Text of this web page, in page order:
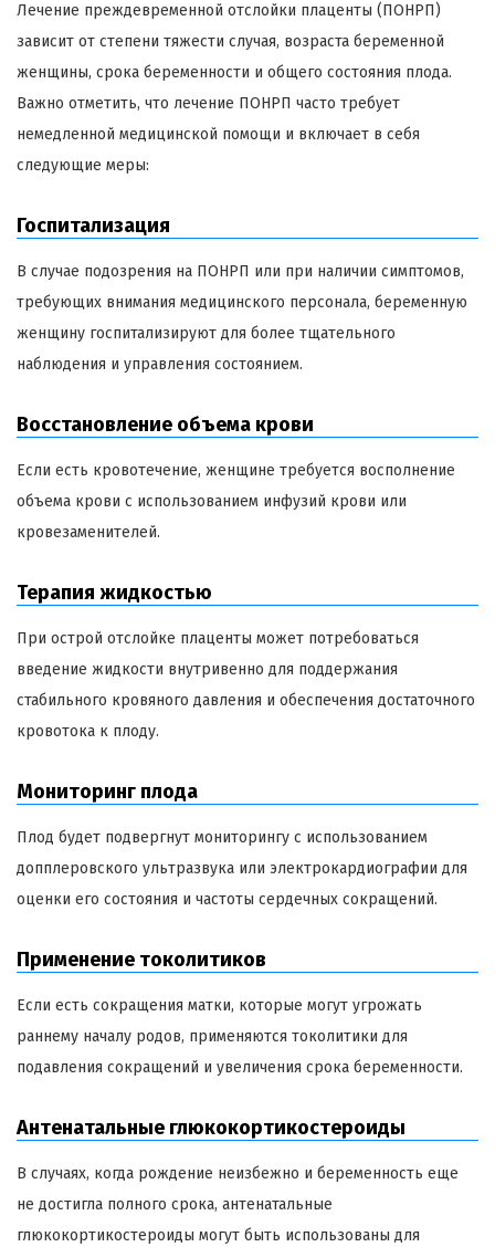
Лечение преждевременной отслойки плаценты (ПОНРП)
зависит от степени тяжести случая, возраста беременной
женщины, срока беременности и общего состояния плода.
Важно отметить, что лечение ПОНРП часто требует
немедленной медицинской помощи и включает в себя
следующие меры:
Госпитализация
В случае подозрения на ПОНРП или при наличии симптомов,
требующих внимания медицинского персонала, беременную
женщину госпитализируют для более тщательного
наблюдения и управления состоянием.
Восстановление объема крови
Если есть кровотечение, женщине требуется восполнение
объема крови с использованием инфузий крови или
кровезаменителей.
Терапия жидкостью
При острой отслойке плаценты может потребоваться
введение жидкости внутривенно для поддержания
стабильного кровяного давления и обеспечения достаточного
кровотока к плоду.
Мониторинг плода
Плод будет подвергнут мониторингу с использованием
допплеровского ультразвука или электрокардиографии для
оценки его состояния и частоты сердечных сокращений.
Применение токолитиков
Если есть сокращения матки, которые могут угрожать
раннему началу родов, применяются токолитики для
подавления сокращений и увеличения срока беременности.
Антенатальные глюкокортикостероиды
В случаях, когда рождение неизбежно и беременность еще
не достигла полного срока, антенатальные
глюкокортикостероиды могут быть использованы для